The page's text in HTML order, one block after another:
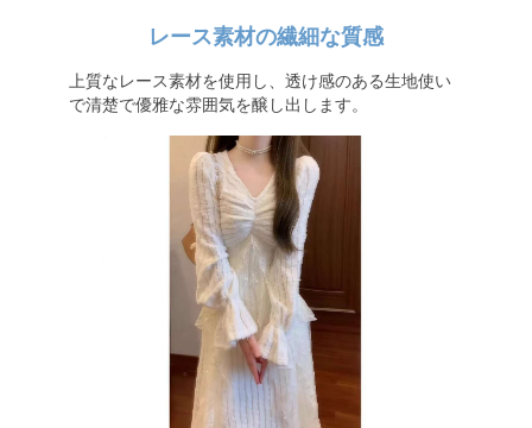
レース素材の繊細な質感
上質なレース素材を使用し、透け感のある生地使い
で清楚で優雅な雰囲気を醸し出します。